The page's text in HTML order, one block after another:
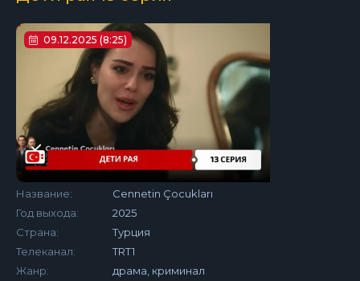
09.12.2025 (8:25)
Название:
Cennetin Çocukları
Год выхода:
2025
Страна:
Турция
Телеканал:
TRT1
Жанр:
драма, криминал